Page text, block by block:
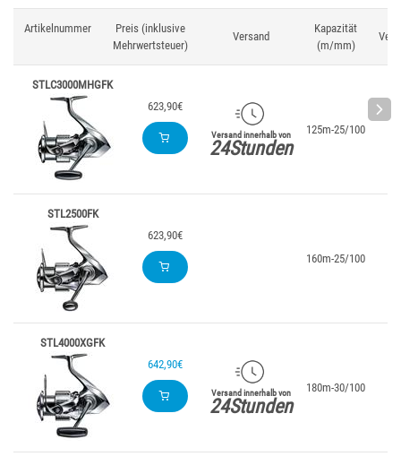
Artikelnummer
Preis (inklusive
Mehrwertsteuer)
Versand
Kapazität
(m/mm)
STLC3000MHGFK
623,90€
Versand innerhalb von
24Stunden
125m-25/100
STL2500FK
623,90€
160m-25/100
STL4000XGFK
642,90€
Versand innerhalb von
24Stunden
180m-30/100